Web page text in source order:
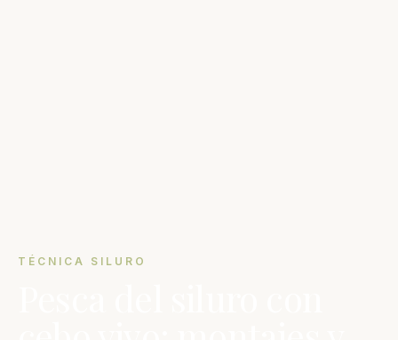
TÉCNICA SILURO